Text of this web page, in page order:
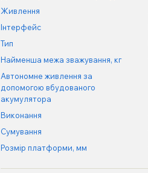
Живлення
Інтерфейс
Тип
Найменша межа зважування, кг
Автономне живлення за
допомогою вбудованого
акумулятора
Виконання
Сумування
Розмір платформи, мм